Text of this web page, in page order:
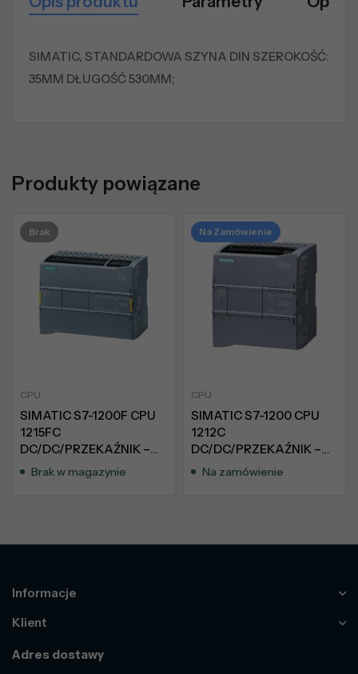
SIMATIC, STANDARDOWA SZYNA DIN SZEROKOŚĆ:
35MM DŁUGOŚĆ 530MM;
Produkty powiązane
Brak
CPU
SIMATIC S7-1200F CPU
1215FC
DC/DC/PRZEKAŹNIK –
6ES7215-1HF40-0XB0
Brak w magazynie
Na Zamówienie
CPU
SIMATIC S7-1200 CPU
1212C
DC/DC/PRZEKAŹNIK –
6ES7212-1HE31-0XB0
Na zamówienie
Informacje
Klient
Adres dostawy